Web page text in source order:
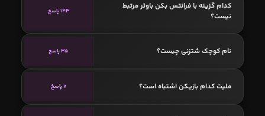
کدام گزینه با فرانتس بکن‌ باوئر مرتبط
نیست؟
143 پاسخ
نام کوچک شتزنی چیست؟ 35 پاسخ
ملیت کدام بازیکن اشتباه است؟ 7 پاسخ